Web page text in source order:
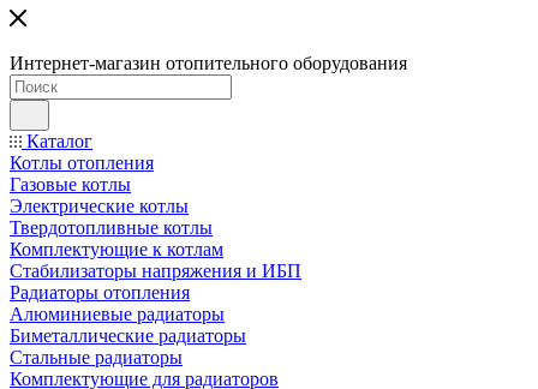
Интернет-магазин отопительного оборудования
Каталог
Котлы отопления
Газовые котлы
Электрические котлы
Твердотопливные котлы
Комплектующие к котлам
Стабилизаторы напряжения и ИБП
Радиаторы отопления
Алюминиевые радиаторы
Биметаллические радиаторы
Стальные радиаторы
Комплектующие для радиаторов